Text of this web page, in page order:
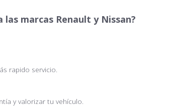
marcas Renault y Nissan?
rapido servicio.
y valorizar tu vehículo.